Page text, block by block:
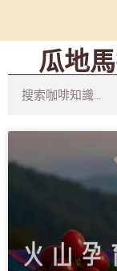
瓜地